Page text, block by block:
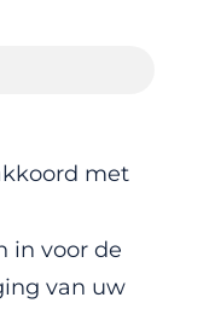
met
in voor de
van uw